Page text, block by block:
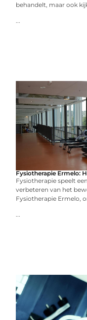
behandelt, maar ook
...
Fysiotherapie Ermelo:
Fysiotherapie speelt
verbeteren van het
Fysiotherapie Ermelo,
...